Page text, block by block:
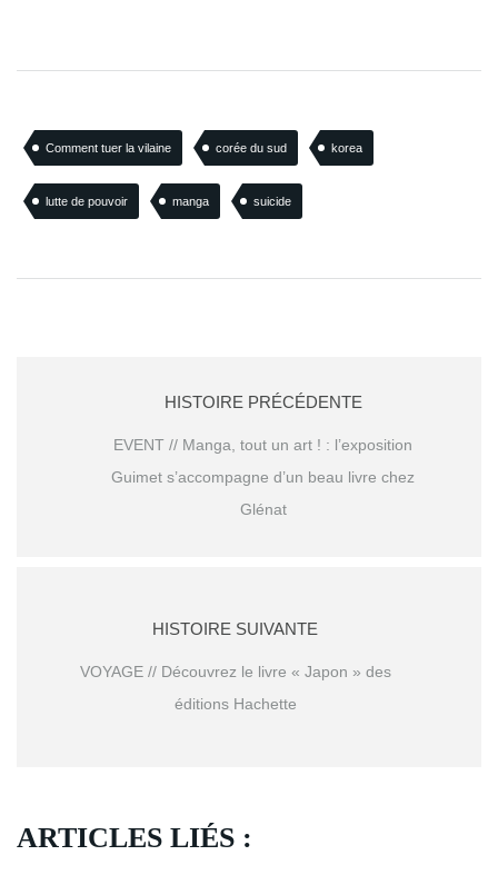
Comment tuer la vilaine corée du sud korea
lutte de pouvoir manga suicide
HISTOIRE PRÉCÉDENTE
EVENT // Manga, tout un art ! : l’exposition
Guimet s’accompagne d’un beau livre chez
Glénat
HISTOIRE SUIVANTE
VOYAGE // Découvrez le livre « Japon » des
éditions Hachette
ARTICLES LIÉS :